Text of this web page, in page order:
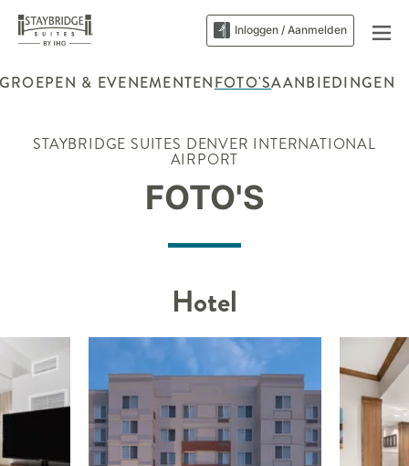
Inloggen / Aanmelden
& EVENEMENTENFOTO'SAANBIEDINGEN
STAYBRIDGE SUITES DENVER INTERNATIONAL
AIRPORT
FOTO'S
Hotel